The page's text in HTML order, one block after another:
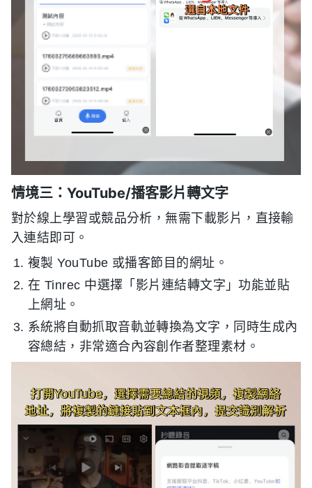
情境三：YouTube/播客影片轉文字
對於線上學習或競品分析，無需下載影片，直接輸
入連結即可。
複製 YouTube 或播客節目的網址。
在 Tinrec 中選擇「影片連結轉文字」功能並貼
上網址。
系統將自動抓取音軌並轉換為文字，同時生成內
容總結，非常適合內容創作者整理素材。